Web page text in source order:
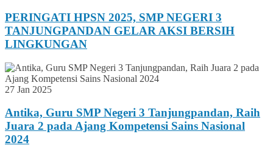
PERINGATI HPSN 2025, SMP NEGERI 3
TANJUNGPANDAN GELAR AKSI BERSIH
LINGKUNGAN
27 Jan 2025
Antika, Guru SMP Negeri 3 Tanjungpandan, Raih
Juara 2 pada Ajang Kompetensi Sains Nasional
2024